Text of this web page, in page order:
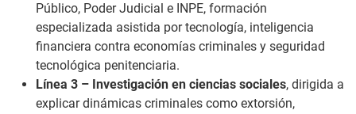
Público, Poder Judicial e INPE, formación
especializada asistida por tecnología, inteligencia
financiera contra economías criminales y seguridad
tecnológica penitenciaria.
Línea 3 – Investigación en ciencias sociales, dirigida a
explicar dinámicas criminales como extorsión,